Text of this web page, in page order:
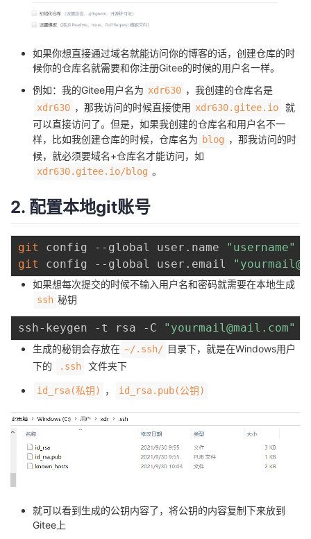
的
程
我
认
证
的
实
验
我
的
收
我
技
支
持
的
声
建
议
如果你想直接通过域名就能访问你的博客的话，创建仓库的时
候你的仓库名就需要和你注册Gitee的时候的用户名一样。
例如：我的Gitee用户名为 xdr630 ，我创建的仓库名是
xdr630 ，那我访问的时候直接使用 xdr630.gitee.io
就
可以直接访问了。但是，如果我创建的仓库名和用户名不一
样，比如我创建仓库的时候，仓库名为 blog ，那我访问的时
候，就必须要域名+仓库名才能访问，如
xdr630.gitee.io/blog 。
2. 配置本地git账号
git config --global user.name
"username"
git
config --global user.email
如果想每次提交的时候不输入用户名和密码就需要在本地生成
ssh 秘钥
ssh-keygen -t rsa -C "yourmail@mail.com"
生成的秘钥会存放在 ~/.ssh/ 目录下，就是在Windows用户
下的
.ssh 文件夹下
id_rsa(私钥) ， id_rsa.pub(公钥)
就可以看到生成的公钥内容了，将公钥的内容复制下来放到
Gitee上